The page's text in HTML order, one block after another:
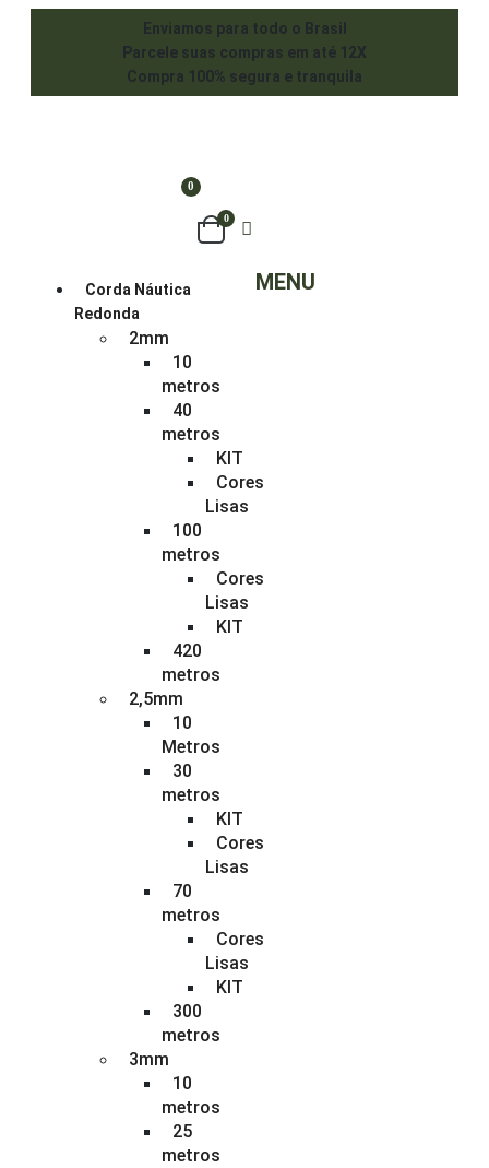
Enviamos para todo o Brasil
Parcele suas compras em até 12X
Compra 100% segura e tranquila
0
0
Corda Náutica
Redonda
2mm
10
metros
40
metros
KIT
Cores
Lisas
100
metros
Cores
Lisas
KIT
420
metros
2,5mm
10
Metros
30
metros
KIT
Cores
Lisas
70
metros
Cores
Lisas
KIT
300
metros
3mm
10
metros
25
metros
MENU